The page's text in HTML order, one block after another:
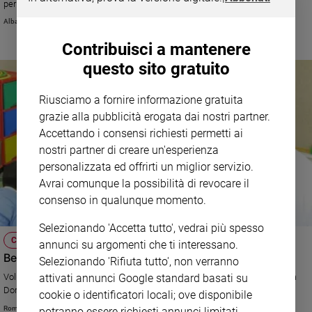
giovani
Bioetica
Vai
Riflessioni
Foto
Video
per la prima volta in teatro. L'attore protagonista Giorgio Lupano spiega:
«Dobbiamo scalfire la convinzione che si esprimono a gesti: loro usano i
lingua straniera».
Albarosa Camaldo
CHIESA
Betlemme: I bambini di Effetà
Voluto da Paolo VI nel 1964, l'istituto gestito dalle suore Maestre di Santa
Dorotea cura la piaga della sordità, molto diffusa tra i palestinesi
Romina Gobbo
Contribuisci a mantenere
questo sito gratuito
Riusciamo a fornire informazione gratuita
grazie alla pubblicità erogata dai nostri partner.
Accettando i consensi richiesti permetti ai
nostri partner di creare un'esperienza
personalizzata ed offrirti un miglior servizio.
Avrai comunque la possibilità di revocare il
consenso in qualunque momento.
Selezionando 'Accetta tutto', vedrai più spesso
annunci su argomenti che ti interessano.
Selezionando 'Rifiuta tutto', non verranno
attivati annunci Google standard basati su
cookie o identificatori locali; ove disponibile